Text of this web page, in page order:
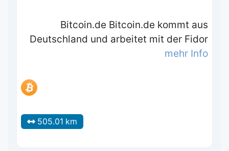
Bitcoin.de Bitcoin.de kommt aus
Deutschland und arbeitet mit der Fidor
mehr Info
505.01 km